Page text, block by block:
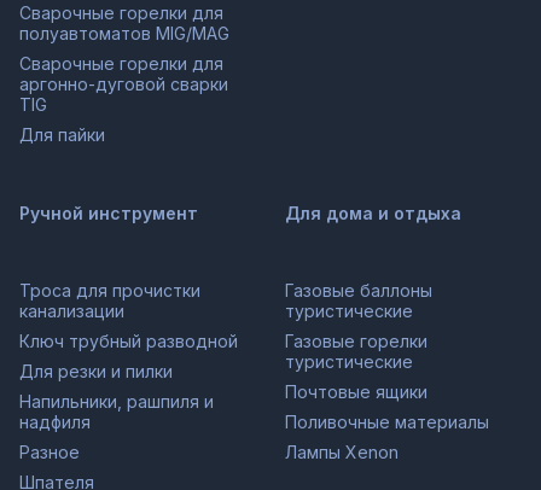
Сварочные горелки для
полуавтоматов MIG/MAG
Сварочные горелки для
аргонно-дуговой сварки
TIG
Для пайки
Ручной инструмент
Троса для прочистки
канализации
Ключ трубный разводной
Для резки и пилки
Напильники, рашпиля и
надфиля
Разное
Шпателя
Для дома и отдыха
Газовые баллоны
туристические
Газовые горелки
туристические
Почтовые ящики
Поливочные материалы
Лампы Xenon